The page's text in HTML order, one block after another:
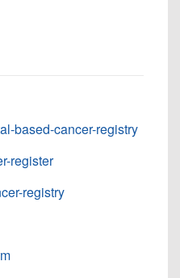
based-cancer-registry
register
registry